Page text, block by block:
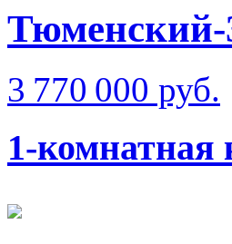
Тюменский-
3 770 000 руб.
1-комнатная